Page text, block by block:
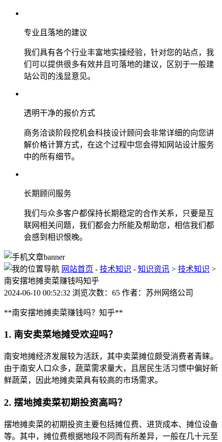
专业且落地的建议
我们具有各个行业丰富地实操经验，针对您的站点，我
们可以提供很多有效并且可落地的建议，区别于一般建
站公司的浅显意见。
透明干净的报价方式
商务洽谈阶段挖机会科技设计顾问会非常详细的向您讲
解价格计算方式，在这个过程中您会得知网站设计服务
中的所有细节。
长期顾问服务
我们与众多客户都保持长期稳定的合作关系，只要是互
联网相关问题，我们都会力所能及帮助您，相信我们都
会感到相识恨晚。
网站首页 - 技术知识 - 知识资讯 > 技术知识 >
南安摆地摊卖菜赚钱吗知乎
2024-06-10 00:52:32 浏览次数：65 作者：苏州网络公司
**南安摆地摊卖菜赚钱吗？知乎**
1. 南安卖菜地摊受欢迎吗？
南安地摊经济发展较为活跃，其中卖菜摊位颇受消费者青睐。
由于南安人口众多，蔬菜需求量大，且居民生活习惯中偏好新
鲜蔬菜，因此地摊卖菜具有较高的市场需求。
2. 摆地摊卖菜初期投资高吗？
摆地摊卖菜的初期投资主要包括摊位费、进货成本、摊位设备
等。其中，摊位费根据地段不同而有所差异，一般在几十元至